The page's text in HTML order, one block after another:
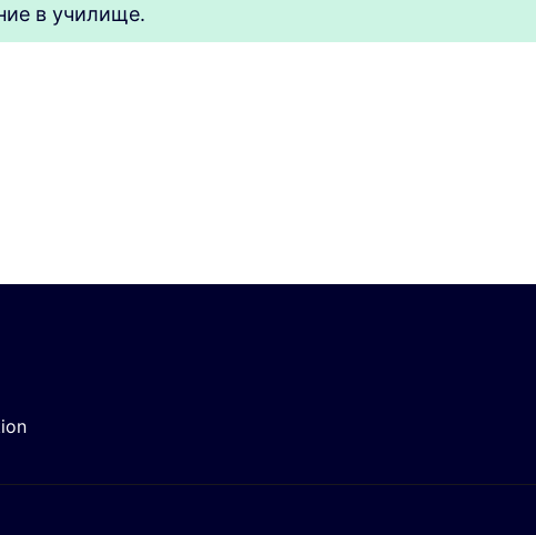
в училище.